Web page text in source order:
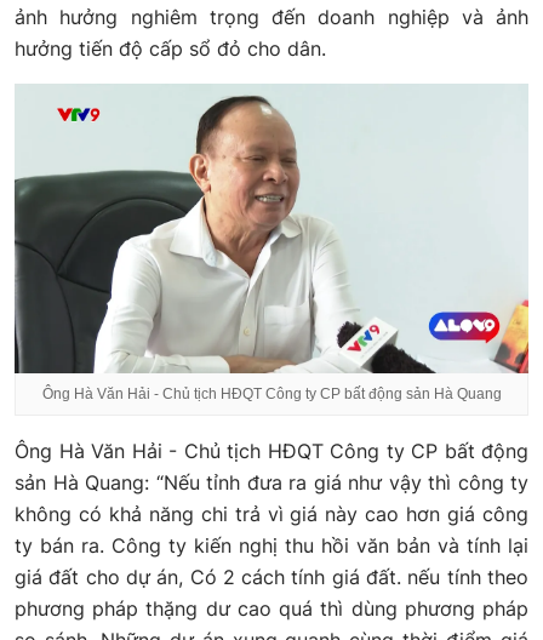
ảnh hưởng nghiêm trọng đến doanh nghiệp và ảnh
hưởng tiến độ cấp sổ đỏ cho dân.
Ông Hà Văn Hải - Chủ tịch HĐQT Công ty CP bất động sản Hà Quang
Ông Hà Văn Hải - Chủ tịch HĐQT Công ty CP bất động
sản Hà Quang: “Nếu tỉnh đưa ra giá như vậy thì công ty
không có khả năng chi trả vì giá này cao hơn giá công
ty bán ra. Công ty kiến nghị thu hồi văn bản và tính lại
giá đất cho dự án, Có 2 cách tính giá đất. nếu tính theo
phương pháp thặng dư cao quá thì dùng phương pháp